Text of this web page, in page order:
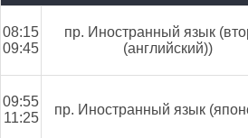
08:15
09:45
пр. Иностранный язык
(английский))
09:55
11:25
пр. Иностранный язык